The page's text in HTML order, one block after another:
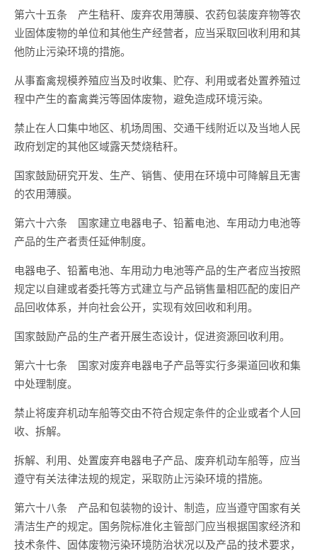
第六十五条 产生秸秆、废弃农用薄膜、农药包装废弃物等农
业固体废物的单位和其他生产经营者，应当采取回收利用和其
他防止污染环境的措施。
从事畜禽规模养殖应当及时收集、贮存、利用或者处置养殖过
程中产生的畜禽粪污等固体废物，避免造成环境污染。
禁止在人口集中地区、机场周围、交通干线附近以及当地人民
政府划定的其他区域露天焚烧秸秆。
国家鼓励研究开发、生产、销售、使用在环境中可降解且无害
的农用薄膜。
第六十六条 国家建立电器电子、铅蓄电池、车用动力电池等
产品的生产者责任延伸制度。
电器电子、铅蓄电池、车用动力电池等产品的生产者应当按照
规定以自建或者委托等方式建立与产品销售量相匹配的废旧产
品回收体系，并向社会公开，实现有效回收和利用。
国家鼓励产品的生产者开展生态设计，促进资源回收利用。
第六十七条 国家对废弃电器电子产品等实行多渠道回收和集
中处理制度。
禁止将废弃机动车船等交由不符合规定条件的企业或者个人回
收、拆解。
拆解、利用、处置废弃电器电子产品、废弃机动车船等，应当
遵守有关法律法规的规定，采取防止污染环境的措施。
第六十八条 产品和包装物的设计、制造，应当遵守国家有关
清洁生产的规定。国务院标准化主管部门应当根据国家经济和
技术条件、固体废物污染环境防治状况以及产品的技术要求，